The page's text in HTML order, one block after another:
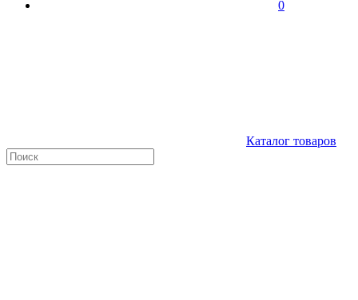
0
Каталог товаров